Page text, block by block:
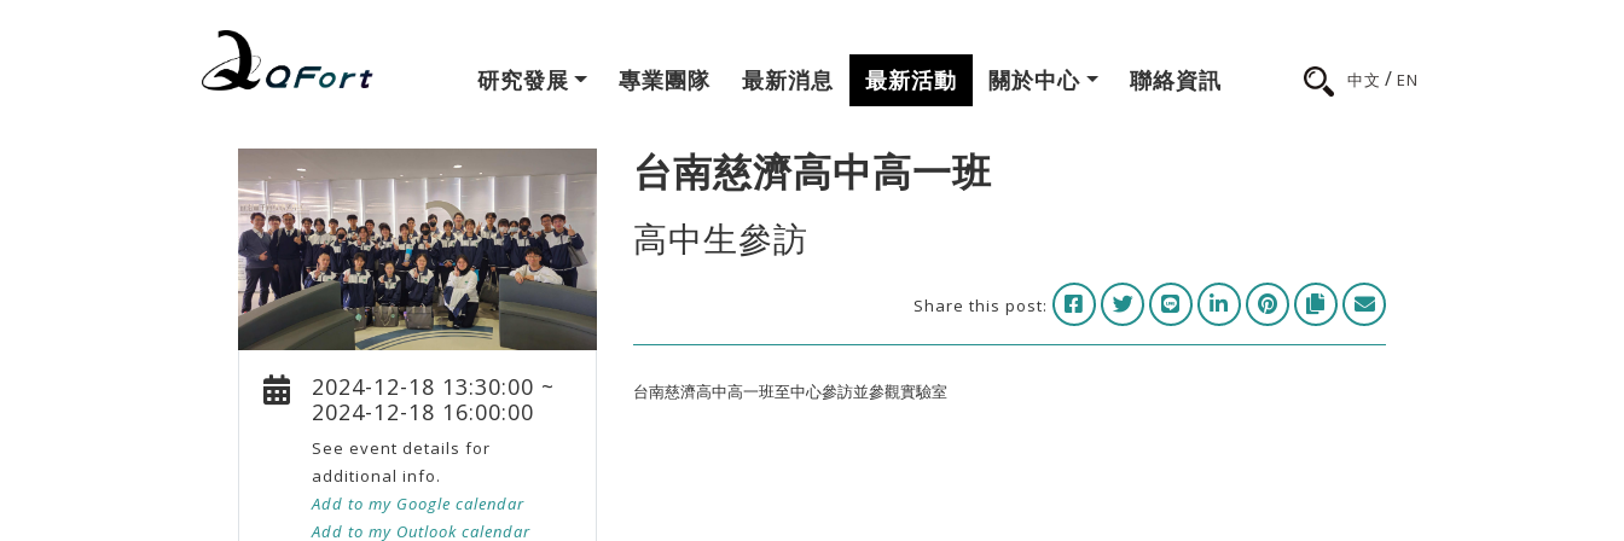
研究發展 專業團隊 最新消息 最新活動 關於中心 聯絡資訊 中文 / EN
2024-12-18 13:30:00 ~
2024-12-18 16:00:00
See event details for
additional info.
Add to my Google calendar
Add to my Outlook calendar
台南慈濟高中高一班
高中生參訪
Share this post:
台南慈濟高中高一班至中心參訪並參觀實驗室